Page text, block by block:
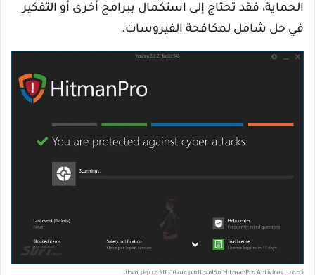
الحماية، فقد تحتاج إلى استكمال ببرامج أخرى أو التفكير
في حل شامل لمكافحة الفيروسات.
تحميل HitmanPro Antivirus مكافح الفيروسات للكمبيوتر مجانا